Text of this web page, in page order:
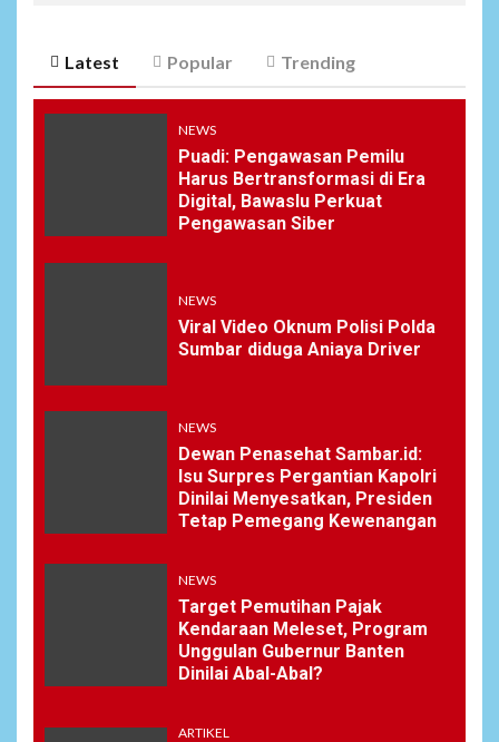
Latest Popular Trending
NEWS
Puadi: Pengawasan Pemilu
Harus Bertransformasi di Era
Digital, Bawaslu Perkuat
Pengawasan Siber
NEWS
Viral Video Oknum Polisi Polda
Sumbar diduga Aniaya Driver
NEWS
Dewan Penasehat Sambar.id:
Isu Surpres Pergantian Kapolri
Dinilai Menyesatkan, Presiden
Tetap Pemegang Kewenangan
NEWS
Target Pemutihan Pajak
Kendaraan Meleset, Program
Unggulan Gubernur Banten
Dinilai Abal-Abal?
ARTIKEL